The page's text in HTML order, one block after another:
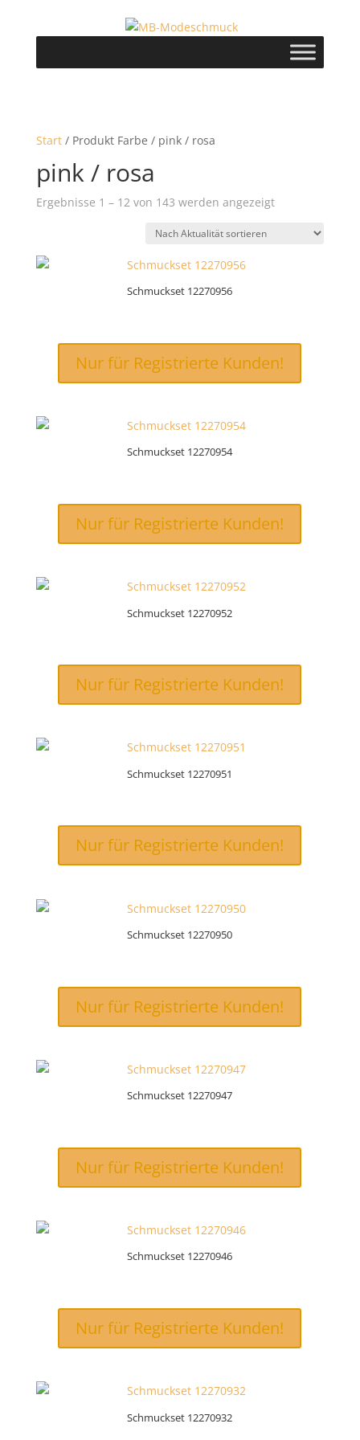
Start/ Produkt Farbe / pink / rosa
pink / rosa
Ergebnisse 1 – 12 von 143 werden angezeigtNach
Schmuckset 12270956
Nur für Registrierte Kunden!
Schmuckset 12270954
Nur für Registrierte Kunden!
Schmuckset 12270952
Nur für Registrierte Kunden!
Schmuckset 12270951
Nur für Registrierte Kunden!
Schmuckset 12270950
Nur für Registrierte Kunden!
Schmuckset 12270947
Nur für Registrierte Kunden!
Schmuckset 12270946
Nur für Registrierte Kunden!
Schmuckset 12270932